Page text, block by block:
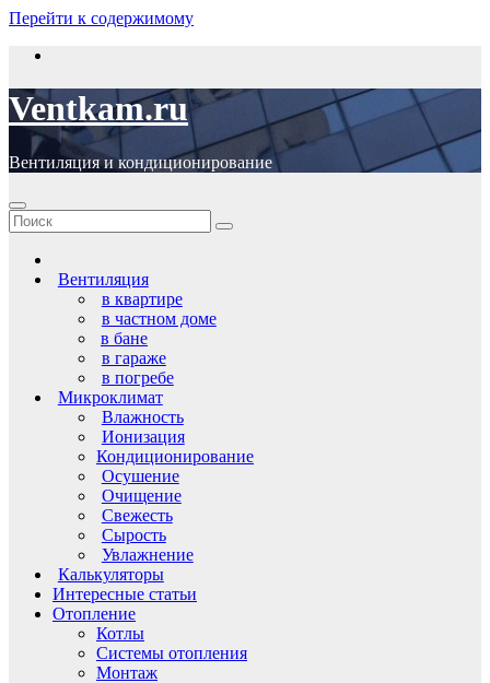
Перейти к содержимому
Ventkam.ru
Вентиляция и кондиционирование
Вентиляция
в квартире
в частном доме
в бане
в гараже
в погребе
Микроклимат
Влажность
Ионизация
Кондиционирование
Осушение
Очищение
Свежесть
Сырость
Увлажнение
Калькуляторы
Интересные статьи
Отопление
Котлы
Системы отопления
Монтаж